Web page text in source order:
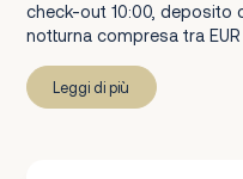
check-out 10:00, deposito
notturna compresa tra
Leggi di più